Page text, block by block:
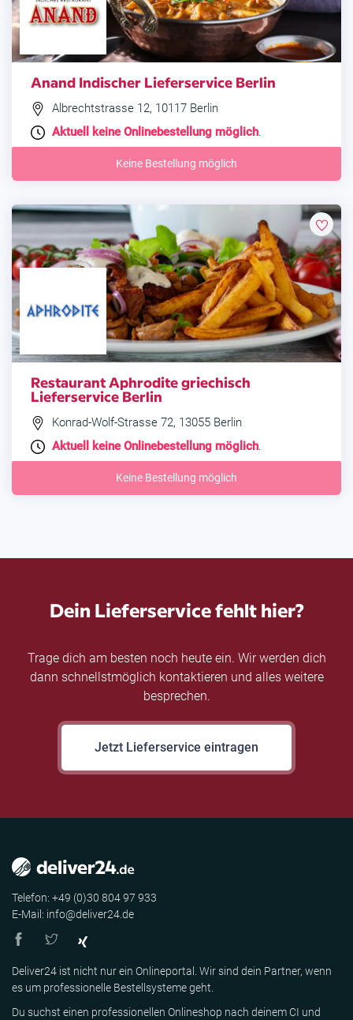
Anand Indischer Lieferservice Berlin
Albrechtstrasse 12, 10117 Berlin
Aktuell keine Onlinebestellung möglich.
Keine Bestellung möglich
Restaurant Aphrodite griechisch
Lieferservice Berlin
Konrad-Wolf-Strasse 72, 13055 Berlin
Aktuell keine Onlinebestellung möglich.
Keine Bestellung möglich
Dein Lieferservice fehlt hier?
Trage dich am besten noch heute ein. Wir werden dich
dann schnellstmöglich kontaktieren und alles weitere
besprechen.
Jetzt Lieferservice eintragen
Telefon: +49 (0)30 804 97 933
E-Mail: info@deliver24.de
Deliver24 ist nicht nur ein Onlineportal. Wir sind dein Partner, wenn
es um professionelle Bestellsysteme geht.
Du suchst einen professionellen Onlineshop nach deinem CI und